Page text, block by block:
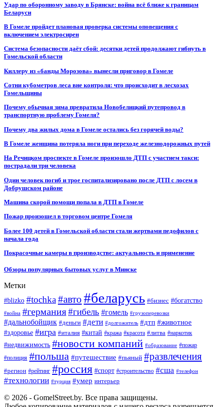
Удар по оборонному заводу в Брянске: война всё ближе к границам
Беларуси
В Гомеле пройдет плановая проверка системы оповещения с
включением электросирен
Система безопасности даёт сбой: десятки детей продолжают гибнуть в
Гомельской области
Киллеру из «банды Морозова» вынесли приговор в Гомеле
Сотни кубометров леса вне контроля: что происходит в лесхозах
Гомельщины
Почему обычная зима превратила Новобелицкий путепровод в
транспортную проблему Гомеля?
Почему два жилых дома в Гомеле остались без горячей воды?
В Гомеле женщина потеряла ноги при переходе железнодорожных путей
На Речицком проспекте в Гомеле произошло ДТП с участием такси:
пострадали три человека
Один человек погиб и трое госпитализировано после ДТП с лосем в
Добрушском районе
Машина скорой помощи попала в ДТП в Гомеле
Пожар произошел в торговом центре Гомеля
Более 100 детей в Гомельской области стали жертвами педофилов с
начала года
Покрасочные камеры в производстве: актуальность и применение
Обзоры популярных бытовых услуг в Минске
Метки
#blizko #tochka#авто #беларусь #бизнес #богатство
#война #германия#гибель #гомель #грузоперевозки
#дальнобойщик #деньги #дети #долгожитель #дтп #животное
#здоровье #игра #италия #китай #кража #красота #литва #наркотик
#недвижимость #новости компаний #образование #пожар
#полиция #польша #путешествие #пьяный #развлечения
#регион #рейтинг #россия #спорт #строительство #сша #телефон
#технологии #турция #умер интерьер
© 2026 - GomelStreet.by. Все права защищены.